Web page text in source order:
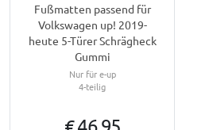
Fußmatten passend für
Volkswagen up! 2019-
heute 5-Türer Schrägheck
Gummi
Nur für e-up
4-teilig